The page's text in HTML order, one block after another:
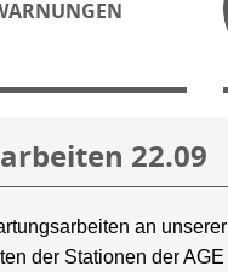
22.09
an
der Stationen der